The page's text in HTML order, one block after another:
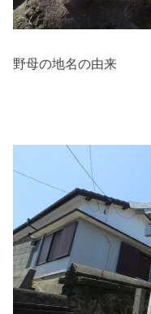
野母の地名の由来